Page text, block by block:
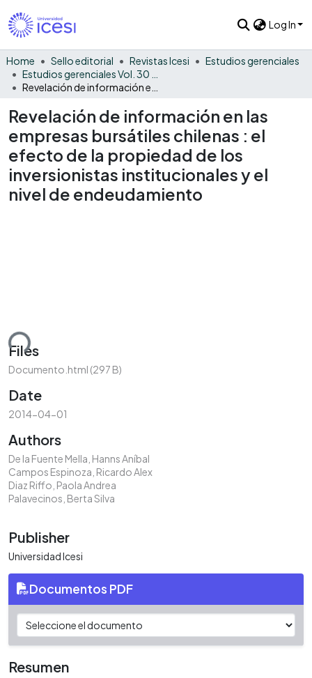
Log In
Home Sello editorial Revistas Icesi
Estudios gerenciales
Revelación de información en las
empresas bursátiles chilenas : el
efecto de la propiedad de los
inversionistas institucionales y el
nivel de endeudamiento
Files
Documento.html (297 B)
Date
2014-04-01
Authors
De la Fuente Mella, Hanns Aníbal
Campos Espinoza, Ricardo Alex
Diaz Riffo, Paola Andrea
Palavecinos, Berta Silva
Publisher
Universidad Icesi
Documentos PDF
Resumen